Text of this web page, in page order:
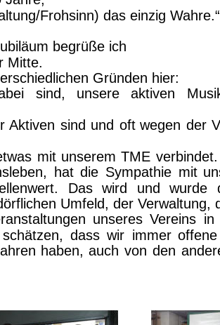
Frohsinn) das einzig Wahre.“
begrüße ich
Mitte.
Gründen hier:
sind, unsere aktiven
Aktiven sind und oft wegen der
mit unserem TME verbindet.
hat die Sympathie mit
Das wird und wurde
Umfeld, der Verwaltung,
unseres Vereins in
schätzen, dass wir immer offene
haben, auch von den